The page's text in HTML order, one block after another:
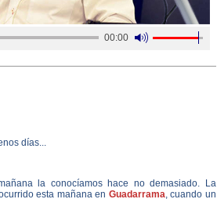
00:00
días...
la conocíamos hace no demasiado. La
esta mañana en Guadarrama, cuando un